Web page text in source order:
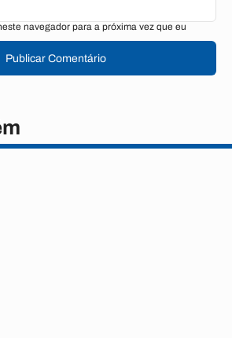
navegador para a próxima vez que eu
Publicar Comentário